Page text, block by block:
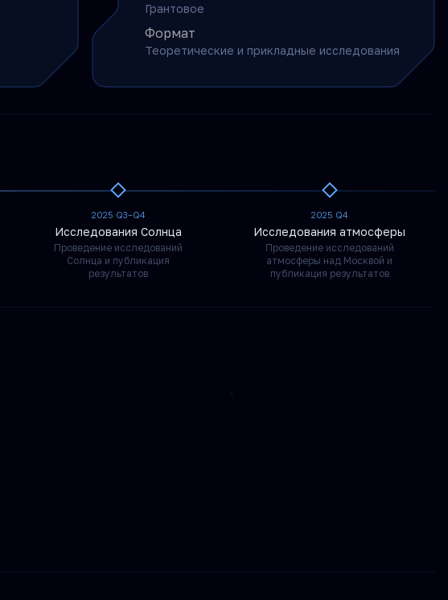
Грантовое
Формат
Теоретические и прикладные исследования
2025 Q3–Q4
Исследования Солнца
Проведение исследований
Солнца и публикация
результатов
2025 Q4
Исследования атмосферы
Проведение исследований
атмосферы над Москвой и
публикация результатов